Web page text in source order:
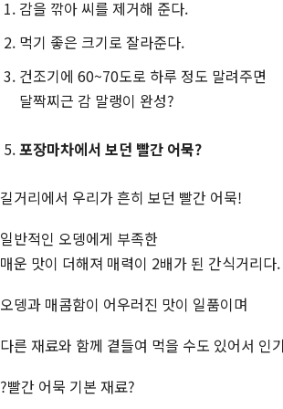
감을 깎아 씨를 제거해 준다.
먹기 좋은 크기로 잘라준다.
건조기에 60~70도로 하루 정도 말려주면
달짝찌근 감 말랭이 완성?
포장마차에서 보던 빨간 어묵?
길거리에서 우리가 흔히 보던 빨간 어묵!
일반적인 오뎅에게 부족한
매운 맛이 더해져 매력이 2배가 된 간식거리다.
오뎅과 매콤함이 어우러진 맛이 일품이며
다른 재료와 함께 곁들여 먹을 수도 있어서 인
?빨간 어묵 기본 재료?